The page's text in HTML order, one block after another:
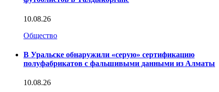
10.08.26
Общество
В Уральске обнаружили «серую» сертификацию
полуфабрикатов с фальшивыми данными из Алматы
10.08.26